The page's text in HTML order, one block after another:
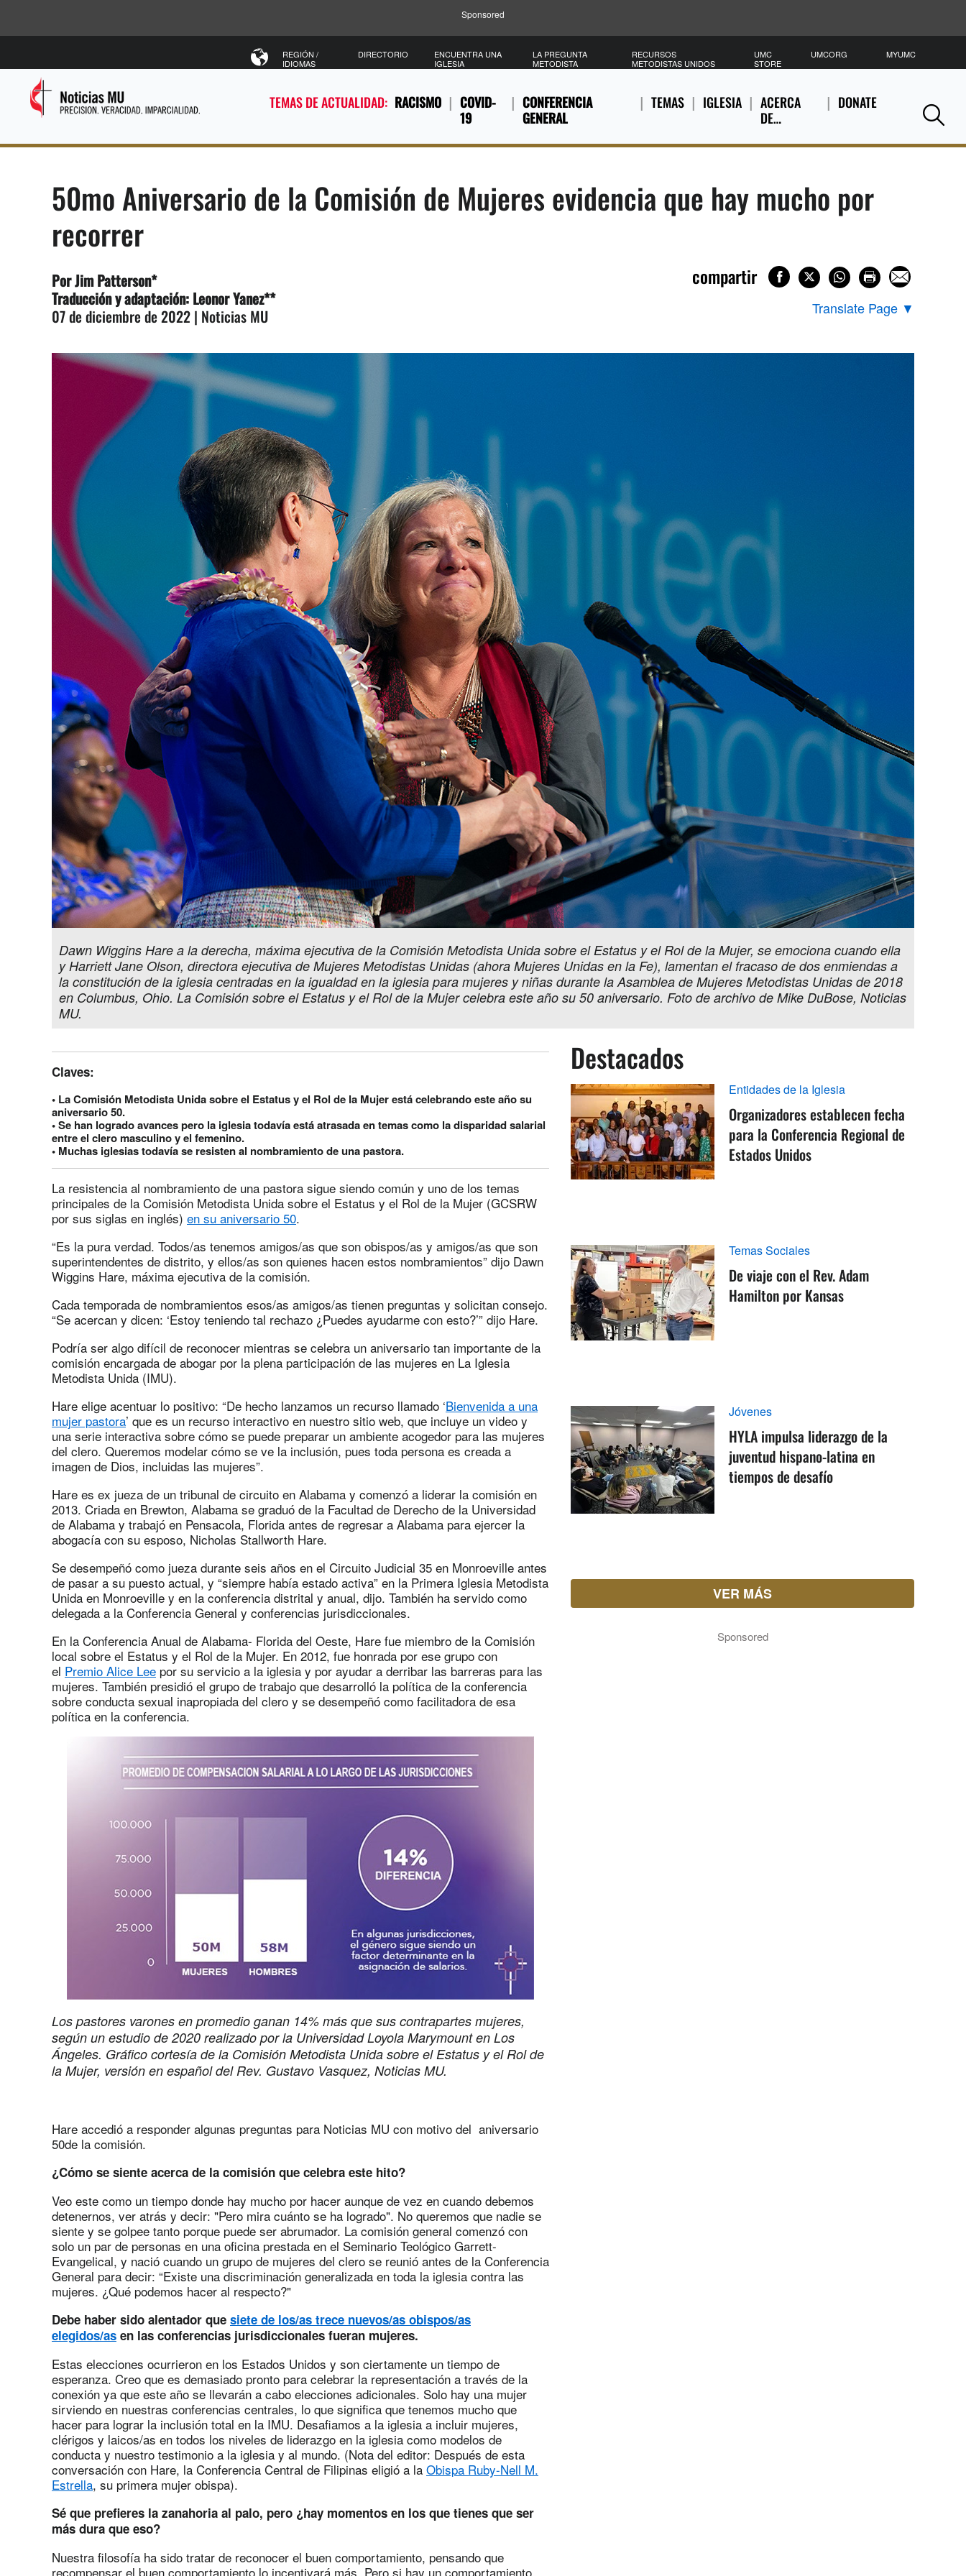
Sponsored
TEMAS DE ACTUALIDAD: RACISMO
COVID-
19
CONFERENCIA
GENERAL
TEMAS IGLESIA
ACERCA
DE…
DONATE
REGIÓN /
IDIOMAS
DIRECTORIO
ENCUENTRA UNA
IGLESIA
LA PREGUNTA
METODISTA
RECURSOS
METODISTAS UNIDOS
UMC
STORE
UMCORG MYUMC
50mo Aniversario de la Comisión de Mujeres evidencia que hay mucho por
recorrer
PorJim Patterson*
Traducción y adaptación: Leonor Yanez**
07 de diciembre de 2022 | Noticias MU
compartir
Translate Page ▼
Dawn Wiggins Hare a la derecha, máxima ejecutiva de la Comisión Metodista Unida sobre el Estatus y el Rol de la Mujer, se emociona cuando ella
y Harriett Jane Olson, directora ejecutiva de Mujeres Metodistas Unidas (ahora Mujeres Unidas en la Fe), lamentan el fracaso de dos enmiendas a
la constitución de la iglesia centradas en la igualdad en la iglesia para mujeres y niñas durante la Asamblea de Mujeres Metodistas Unidas de 2018
en Columbus, Ohio. La Comisión sobre el Estatus y el Rol de la Mujer celebra este año su 50 aniversario. Foto de archivo de Mike DuBose, Noticias
MU.
Claves:
• La Comisión Metodista Unida sobre el Estatus y el Rol de la Mujer está celebrando este año su
aniversario 50.
• Se han logrado avances pero la iglesia todavía está atrasada en temas como la disparidad salarial
entre el clero masculino y el femenino.
• Muchas iglesias todavía se resisten al nombramiento de una pastora.
La resistencia al nombramiento de una pastora sigue siendo común y uno de los temas
principales de la Comisión Metodista Unida sobre el Estatus y el Rol de la Mujer (GCSRW
por sus siglas en inglés) en su aniversario 50.
“Es la pura verdad. Todos/as tenemos amigos/as que son obispos/as y amigos/as que son
superintendentes de distrito, y ellos/as son quienes hacen estos nombramientos” dijo Dawn
Wiggins Hare, máxima ejecutiva de la comisión.
Cada temporada de nombramientos esos/as amigos/as tienen preguntas y solicitan consejo.
“Se acercan y dicen: ‘Estoy teniendo tal rechazo ¿Puedes ayudarme con esto?’” dijo Hare.
Podría ser algo difícil de reconocer mientras se celebra un aniversario tan importante de la
comisión encargada de abogar por la plena participación de las mujeres en La Iglesia
Metodista Unida (IMU).
Hare elige acentuar lo positivo: “De hecho lanzamos un recurso llamado ‘Bienvenida a una
mujer pastora’ que es un recurso interactivo en nuestro sitio web, que incluye un video y
una serie interactiva sobre cómo se puede preparar un ambiente acogedor para las mujeres
del clero. Queremos modelar cómo se ve la inclusión, pues toda persona es creada a
imagen de Dios, incluidas las mujeres”.
Hare es ex jueza de un tribunal de circuito en Alabama y comenzó a liderar la comisión en
2013. Criada en Brewton, Alabama se graduó de la Facultad de Derecho de la Universidad
de Alabama y trabajó en Pensacola, Florida antes de regresar a Alabama para ejercer la
abogacía con su esposo, Nicholas Stallworth Hare.
Se desempeñó como jueza durante seis años en el Circuito Judicial 35 en Monroeville antes
de pasar a su puesto actual, y “siempre había estado activa” en la Primera Iglesia Metodista
Unida en Monroeville y en la conferencia distrital y anual, dijo. También ha servido como
delegada a la Conferencia General y conferencias jurisdiccionales.
En la Conferencia Anual de Alabama- Florida del Oeste, Hare fue miembro de la Comisión
local sobre el Estatus y el Rol de la Mujer. En 2012, fue honrada por ese grupo con
el Premio Alice Lee por su servicio a la iglesia y por ayudar a derribar las barreras para las
mujeres. También presidió el grupo de trabajo que desarrolló la política de la conferencia
sobre conducta sexual inapropiada del clero y se desempeñó como facilitadora de esa
política en la conferencia.
Los pastores varones en promedio ganan 14% más que sus contrapartes mujeres,
según un estudio de 2020 realizado por la Universidad Loyola Marymount en Los
Ángeles. Gráfico cortesía de la Comisión Metodista Unida sobre el Estatus y el Rol de
la Mujer, versión en español del Rev. Gustavo Vasquez, Noticias MU.
Hare accedió a responder algunas preguntas para Noticias MU con motivo del aniversario
50de la comisión.
¿Cómo se siente acerca de la comisión que celebra este hito?
Veo este como un tiempo donde hay mucho por hacer aunque de vez en cuando debemos
detenernos, ver atrás y decir: "Pero mira cuánto se ha logrado". No queremos que nadie se
siente y se golpee tanto porque puede ser abrumador. La comisión general comenzó con
solo un par de personas en una oficina prestada en el Seminario Teológico Garrett-
Evangelical, y nació cuando un grupo de mujeres del clero se reunió antes de la Conferencia
General para decir: “Existe una discriminación generalizada en toda la iglesia contra las
mujeres. ¿Qué podemos hacer al respecto?"
Debe haber sido alentador que siete de los/as trece nuevos/as obispos/as
elegidos/as en las conferencias jurisdiccionales fueran mujeres.
Estas elecciones ocurrieron en los Estados Unidos y son ciertamente un tiempo de
esperanza. Creo que es demasiado pronto para celebrar la representación a través de la
conexión ya que este año se llevarán a cabo elecciones adicionales. Solo hay una mujer
sirviendo en nuestras conferencias centrales, lo que significa que tenemos mucho que
hacer para lograr la inclusión total en la IMU. Desafiamos a la iglesia a incluir mujeres,
clérigos y laicos/as en todos los niveles de liderazgo en la iglesia como modelos de
conducta y nuestro testimonio a la iglesia y al mundo. (Nota del editor: Después de esta
conversación con Hare, la Conferencia Central de Filipinas eligió a la Obispa Ruby-Nell M.
Estrella, su primera mujer obispa).
Sé que prefieres la zanahoria al palo, pero ¿hay momentos en los que tienes que ser
más dura que eso?
Nuestra filosofía ha sido tratar de reconocer el buen comportamiento, pensando que
recompensar el buen comportamiento lo incentivará más. Pero si hay un comportamiento
Destacados
Entidades de la Iglesia
Organizadores establecen fecha
para la Conferencia Regional de
Estados Unidos
Temas Sociales
De viaje con el Rev. Adam
Hamilton por Kansas
Jóvenes
HYLA impulsa liderazgo de la
juventud hispano-latina en
tiempos de desafío
VER MÁS
Sponsored